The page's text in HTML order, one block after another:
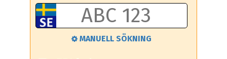
MANUELL SÖKNING